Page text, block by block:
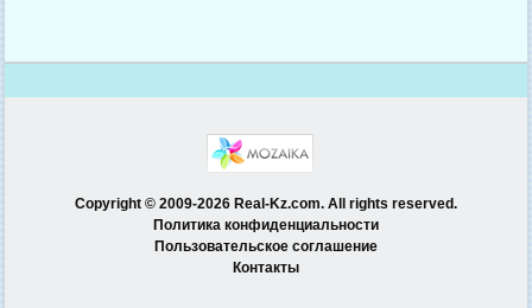
Copyright © 2009-2026 Real-Kz.com. All rights reserved.
Политика конфиденциальности
Пользовательское соглашение
Контакты